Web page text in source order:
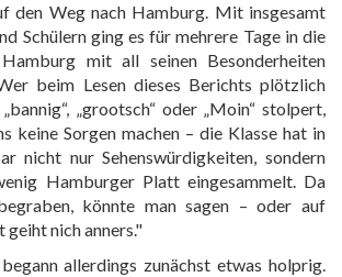
den Weg nach Hamburg. Mit insgesamt
Schülern ging es für mehrere Tage in die
mit all seinen Besonderheiten
beim Lesen dieses Berichts plötzlich
„grootsch“ oder „Moin“ stolpert,
keine Sorgen machen – die Klasse hat in
nicht nur Sehenswürdigkeiten, sondern
Hamburger Platt eingesammelt. Da
könnte man sagen – oder auf
nich anners."
allerdings zunächst etwas holprig.